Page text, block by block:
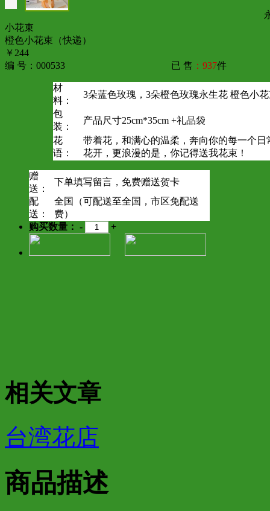
小花束
橙色小花束（快递）
￥244
编 号：000533
已 售 ：937件
材
料：
3朵蓝色玫瑰，3朵橙色玫瑰永生花 橙色小
包
装：
产品尺寸25cm*35cm +礼品袋
花
语：
带着花，和满心的温柔，奔向你的每一个日
花开，更浪漫的是，你记得送我花束！
赠
送：
下单填写留言，免费赠送贺卡
配
送：
全国（可配送至全国，市区免配送
费）
购买数量： - +
相关文章
台湾花店
商品描述